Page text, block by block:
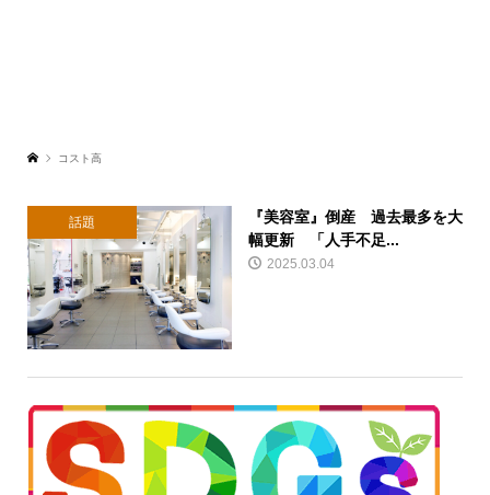
コスト高
話題
『美容室』倒産 過去最多を大
幅更新 「人手不足...
2025.03.04